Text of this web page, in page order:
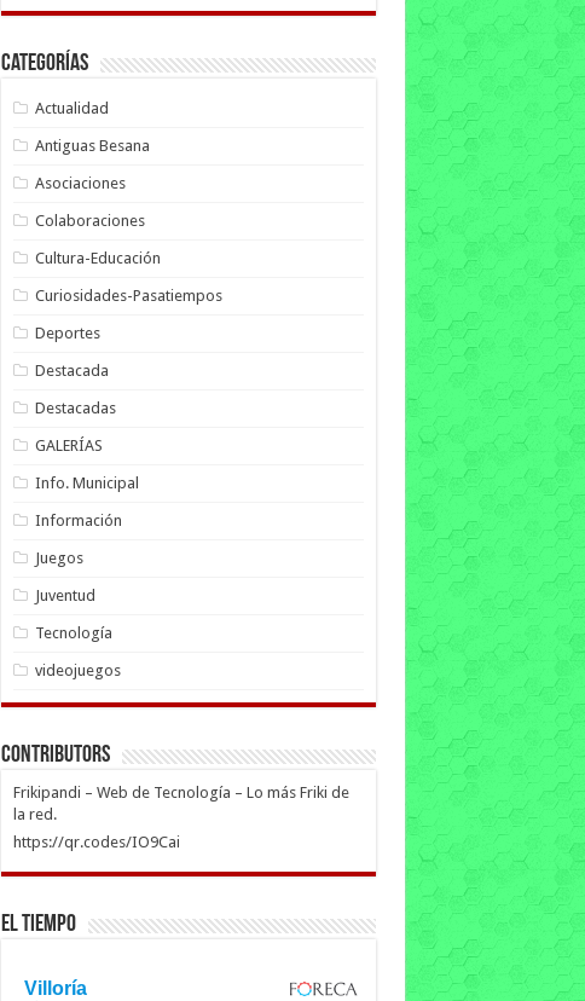
Categorías
Actualidad
Antiguas Besana
Asociaciones
Colaboraciones
Cultura-Educación
Curiosidades-Pasatiempos
Deportes
Destacada
Destacadas
GALERÍAS
Info. Municipal
Información
Juegos
Juventud
Tecnología
videojuegos
Contributors
Frikipandi – Web de Tecnología – Lo más Friki de
la red.
https://qr.codes/IO9Cai
El Tiempo